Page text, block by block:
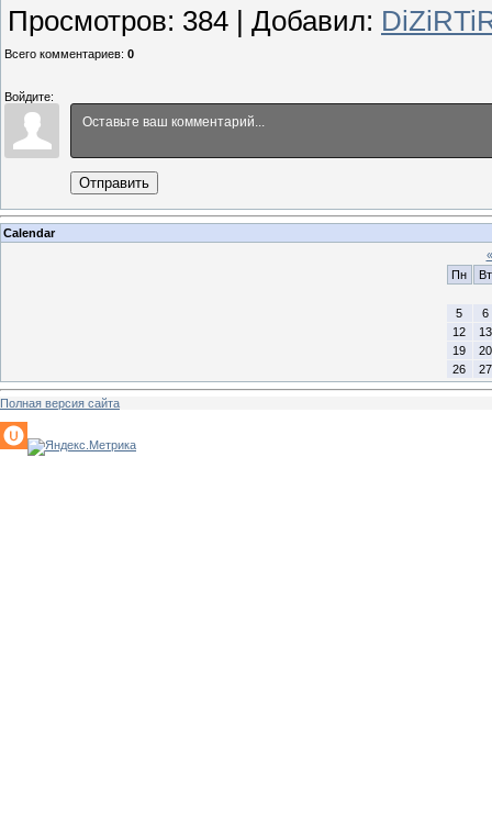
Просмотров: 384 | Добавил:
Всего комментариев: 0
Войдите:
Отправить
Calendar
«
Пн
Вт
5
6
12
13
19
20
26
27
Полная версия сайта